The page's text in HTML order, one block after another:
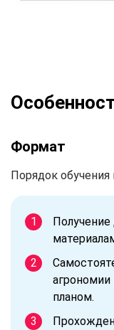
Формат
Порядок обучения
планом.